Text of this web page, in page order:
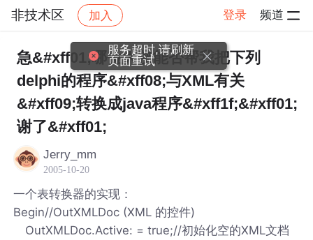
非技术区 加入 登录 频道
社区 非技术区 帖子详情
急&#xff01;哪位大侠能否帮我把下列
delphi的程序&#xff08;与XML有关
&#xff09;转换成java程序&#xff1f;&#xff01;
谢了&#xff01;
Jerry_mm
2005-10-20
一个表转换器的实现：
Begin//OutXMLDoc (XML 的控件)
OutXMLDoc.Active: = true;//初始化空的XML文档
服务超时,请刷新
页面重试